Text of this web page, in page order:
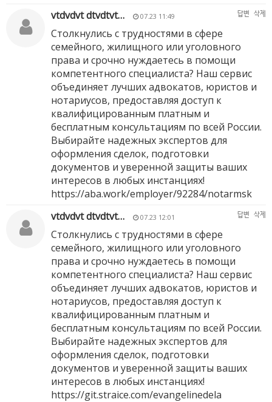
vtdvdvt dtvdtvt…
07.23 11:49 답변 삭제
Столкнулись с трудностями в сфере
семейного, жилищного или уголовного
права и срочно нуждаетесь в помощи
компетентного специалиста? Наш сервис
объединяет лучших адвокатов, юристов и
нотариусов, предоставляя доступ к
квалифицированным платным и
бесплатным консультациям по всей России.
Выбирайте надежных экспертов для
оформления сделок, подготовки
документов и уверенной защиты ваших
интересов в любых инстанциях!
https://aba.work/employer/92284/notarmsk
vtdvdvt dtvdtvt…
07.23 12:01 답변 삭제
Столкнулись с трудностями в сфере
семейного, жилищного или уголовного
права и срочно нуждаетесь в помощи
компетентного специалиста? Наш сервис
объединяет лучших адвокатов, юристов и
нотариусов, предоставляя доступ к
квалифицированным платным и
бесплатным консультациям по всей России.
Выбирайте надежных экспертов для
оформления сделок, подготовки
документов и уверенной защиты ваших
интересов в любых инстанциях!
https://git.straice.com/evangelinedela